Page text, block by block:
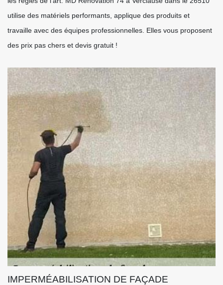
utilise des matériels performants, applique des produits et
travaille avec des équipes professionnelles. Elles vous proposent
des prix pas chers et devis gratuit !
IMPERMÉABILISATION DE FAÇADE